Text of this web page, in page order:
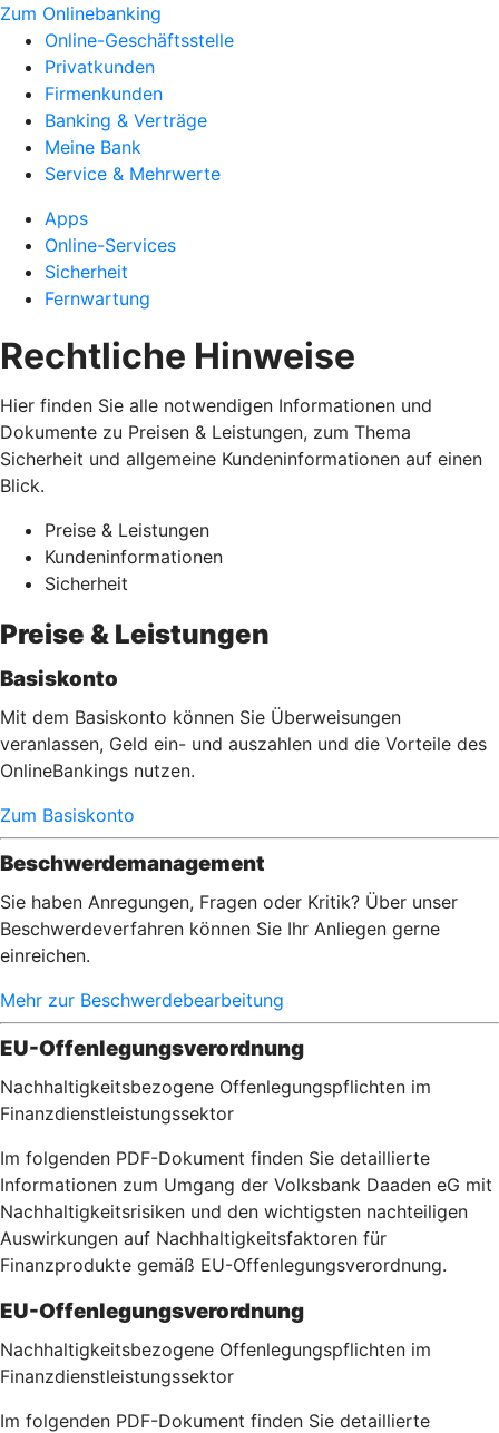
Zum Onlinebanking
Online-Geschäftsstelle
Privatkunden
Firmenkunden
Banking & Verträge
Meine Bank
Service & Mehrwerte
Apps
Online-Services
Sicherheit
Fernwartung
Rechtliche Hinweise
Hier finden Sie alle notwendigen Informationen und
Dokumente zu Preisen & Leistungen, zum Thema
Sicherheit und allgemeine Kundeninformationen auf einen
Blick.
Preise & Leistungen
Kundeninformationen
Sicherheit
Preise & Leistungen
Basiskonto
Mit dem Basiskonto können Sie Überweisungen
veranlassen, Geld ein- und auszahlen und die Vorteile des
OnlineBankings nutzen.
Zum Basiskonto
Beschwerdemanagement
Sie haben Anregungen, Fragen oder Kritik? Über unser
Beschwerdeverfahren können Sie Ihr Anliegen gerne
einreichen.
Mehr zur Beschwerdebearbeitung
EU-Offenlegungsverordnung
Nachhaltigkeitsbezogene Offenlegungspflichten im
Finanzdienstleistungssektor
Im folgenden PDF-Dokument finden Sie detaillierte
Informationen zum Umgang der Volksbank Daaden eG mit
Nachhaltigkeitsrisiken und den wichtigsten nachteiligen
Auswirkungen auf Nachhaltigkeitsfaktoren für
Finanzprodukte gemäß EU-Offenlegungsverordnung.
EU-Offenlegungsverordnung
Nachhaltigkeitsbezogene Offenlegungspflichten im
Finanzdienstleistungssektor
Im folgenden PDF-Dokument finden Sie detaillierte